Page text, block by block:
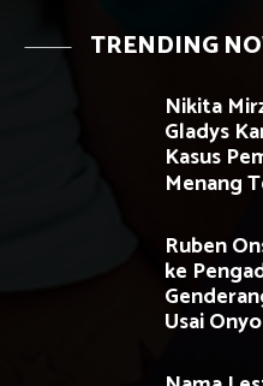
TRENDING
Nikita
Gladys
Kasus
Menang
Ruben
ke
Usai